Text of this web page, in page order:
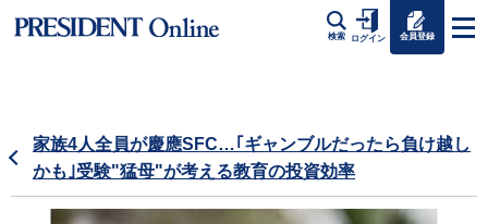
検索 ログイン 会員登録
家族4人全員が慶應SFC…｢ギャンブルだったら負け越し
かも｣受験"猛母"が考える教育の投資効率